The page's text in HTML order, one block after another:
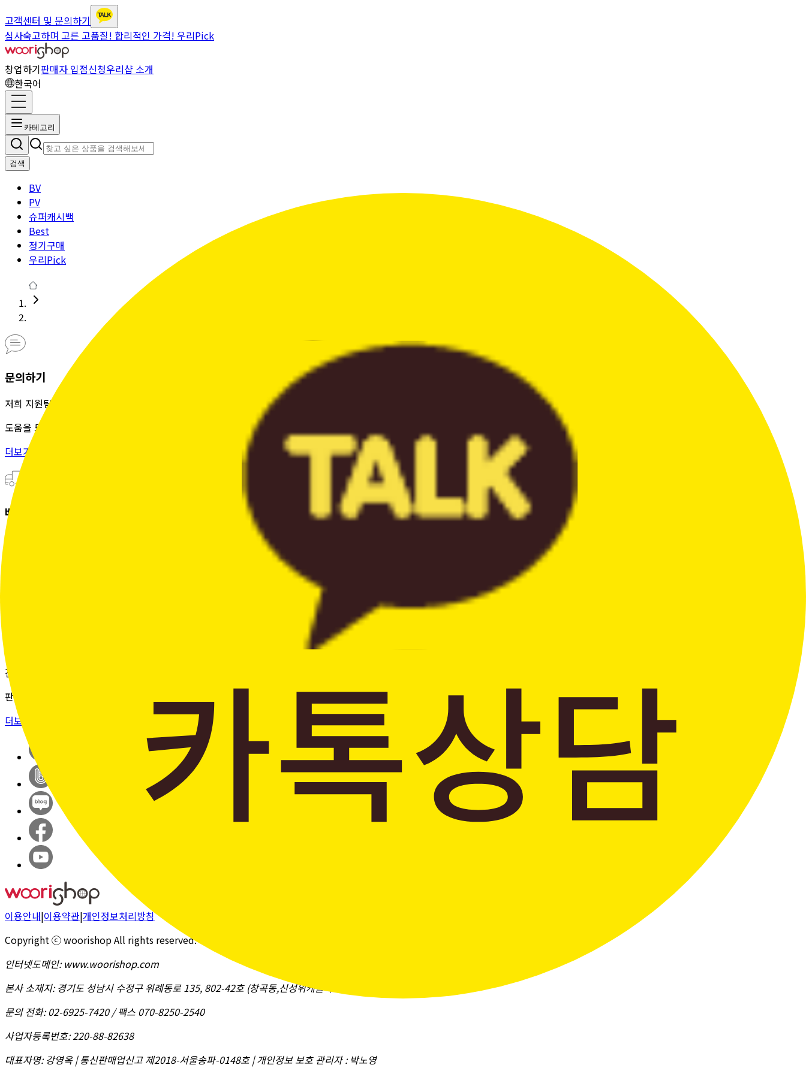
고객센터 및 문의하기
심사숙고하며 고른 고품질! 합리적인 가격! 우리Pick
창업하기판매자 입점신청우리샵 소개
한국어
카테고리
검색
BV
PV
슈퍼캐시백
Best
정기구매
우리Pick
문의하기
저희 지원팀은 정성을 다해
도움을 드립니다.
더보기 >
배송조회
여러 주문의 배송 상태를 한 화면에서
간단한 가입 프로세스 & 편리한
판매 시스템
더보기 >
이용안내|이용약관|개인정보처리방침
Copyright ⓒ woorishop All rights reserved.
인터넷도메인:www.woorishop.com
본사 소재지:경기도 성남시 수정구 위례동로 135, 802-42호 (창곡동,신성위케슬타워)
문의 전화:02-6925-7420 / 팩스 070-8250-2540
사업자등록번호:220-88-82638
대표자명:강영옥 | 통신판매업신고 제2018-서울송파-0148호 | 개인정보 보호 관리자 : 박노영